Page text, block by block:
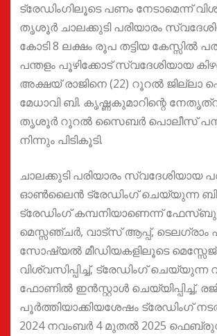
ട്രേഡിംഗിലൂടെ പണം നേടാമെന്ന്
തൃശൂർ ചാലക്കുടി പരിയാരം
കോടി 8 ലക്ഷം രൂപ തട്ടിയ കേസ്സിൽ
പന്തളം പൂഴിക്കോട് സ്വദേശിയായ
അക്ഷയ് രാജിനെ (22) റൂറൽ ജില്ലാ
മേധാവി ബി. കൃഷ്ണകുമാറിന്റെ
തൃശൂർ റൂറൽ സൈബർ പൊലീസ്
നിന്നും പിടികൂടി.
ചാലക്കുടി പരിയാരം സ്വദേശിയായ
ഓൺലൈൻ ട്രേഡിംഗ് ചെയ്യുന്ന
ട്രേഡിംഗ് കമ്പനിയാണെന്ന്
മെസ്സഞ്ചർ, വാട്സ് ആപ്പ്, ടെലഗ്രാം
സോഷ്യൽ മീഡിയകളിലൂടെ
വിശ്വസിപ്പിച്ച്, ട്രേഡിംഗ് ചെയ്യുന്ന
ഫോണിൽ ഇൻസ്റ്റാൾ ചെയ്യിപ്പിച്ച്,
പൂർത്തിയാക്കിയശേഷം ട്രേഡിംഗ്
2024 നവംബർ 4 മുതൽ 2025